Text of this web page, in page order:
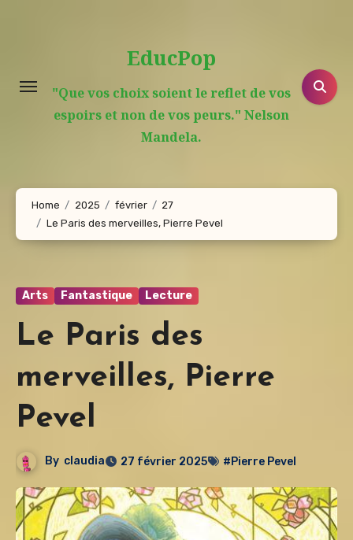
EducPop
"Que vos choix soient le reflet de vos
espoirs et non de vos peurs." Nelson
Mandela.
Home 2025 février
27
Le Paris des merveilles, Pierre Pevel
Arts Fantastique Lecture
Le Paris des
merveilles, Pierre
Pevel
By claudia 27 février 2025 #Pierre Pevel